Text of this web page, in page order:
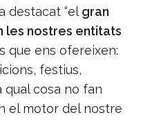
destacat “el gran
les nostres entitats
que ens ofereixen:
festius,
qual cosa no fan
el motor del nostre